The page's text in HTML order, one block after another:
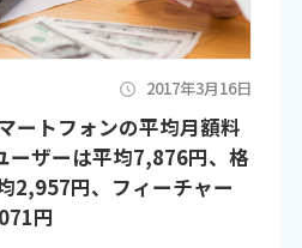
2017年3月16日
ートフォンの平均月額料
ーザーは平均7,876円、格
2,957円、フィーチャー
円